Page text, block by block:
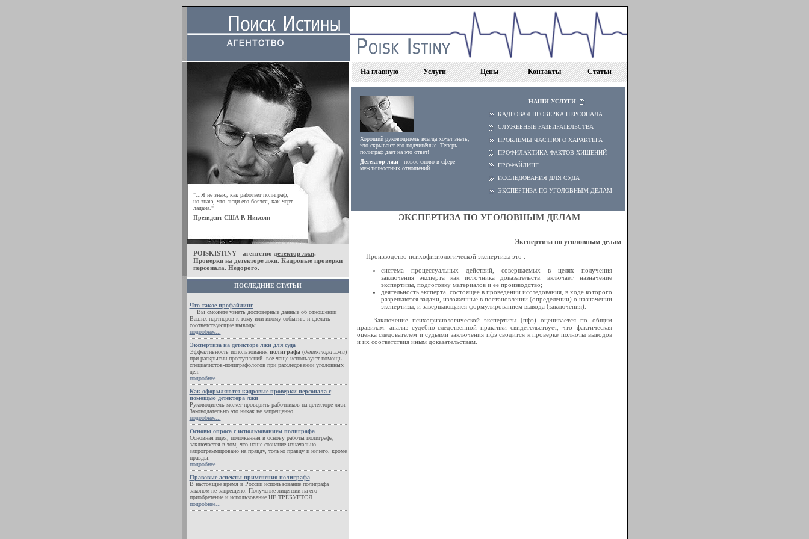
"...Я не знаю, как работает полиграф,
но знаю, что люди его боятся, как черт
ладана."
Президент США Р. Никсон:
POISKISTINY - агентство детектор лжи.
Проверки на детекторе лжи. Кадровые проверки
персонала. Недорого.
ПОСЛЕДНИЕ СТАТЬИ
Что такое профайлинг
Вы сможете узнать достоверные данные об отношении
Ваших партнеров к тому или иному событию и сделать
соответствующие выводы.
подробнее...
Экспертиза на детекторе лжи для суда
Эффективность использования полиграфа(детектора лжи)
при раскрытии преступлений все чаще используют помощь
специалистов-полиграфологов при расследовании уголовных
дел.
подробнее...
Как оформляются кадровые проверки персонала с
помощью детектора лжи
Руководитель может проверить работников на детекторе лжи.
Законодательно это никак не запрещенно.
подробнее...
Основы опроса с использованием полиграфа
Основная идея, положенная в основу работы полиграфа,
заключается в том, что наше сознание изначально
запрограммировано на правду, только правду и ничего, кроме
правды.
подробнее...
Правовые аспекты применения полиграфа
В настоящее время в России использование полиграфа
законом не запрещено. Получение лицензии на его
приобретение и использование НЕ ТРЕБУЕТСЯ.
подробнее...
На главную Услуги Цены Контакты Статьи
Хороший руководитель всегда хочет знать,
что скрывают его подчинёные. Теперь
полиграф даёт на это ответ!
Детектор лжи- новое слово в сфере
межличностных отношений.
НАШИ УСЛУГИ
КАДРОВАЯ ПРОВЕРКА ПЕРСОНАЛА
СЛУЖЕБНЫЕ РАЗБИРАТЕЛЬСТВА
ПРОБЛЕМЫ ЧАСТНОГО ХАРАКТЕРА
ПРОФИЛАКТИКА ФАКТОВ ХИЩЕНИЙ
ПРОФАЙЛИНГ
ИССЛЕДОВАНИЯ ДЛЯ СУДА
ЭКСПЕРТИЗА ПО УГОЛОВНЫМ ДЕЛАМ
ЭКСПЕРТИЗА ПО УГОЛОВНЫМ ДЕЛАМ
Экспертиза по уголовным делам
Производство психофизиологической экспертизы это :
система процессуальных действий, совершаемых в целях получения
заключения эксперта как источника доказательств. включает назначение
экспертизы, подготовку материалов и её производство;
деятельность эксперта, состоящее в проведении исследования, в ходе которого
разрешаются задачи, изложенные в постановлении (определении) о назначении
экспертизы, и завершающаяся формулированием вывода (заключения).
Заключение психофизиологической экспертизы (пфэ) оценивается по общим
правилам. анализ судебно-следственной практики свидетельствует, что фактическая
оценка следователем и судьями заключения пфэ сводится к проверке полноты выводов
и их соответствия иным доказательствам.